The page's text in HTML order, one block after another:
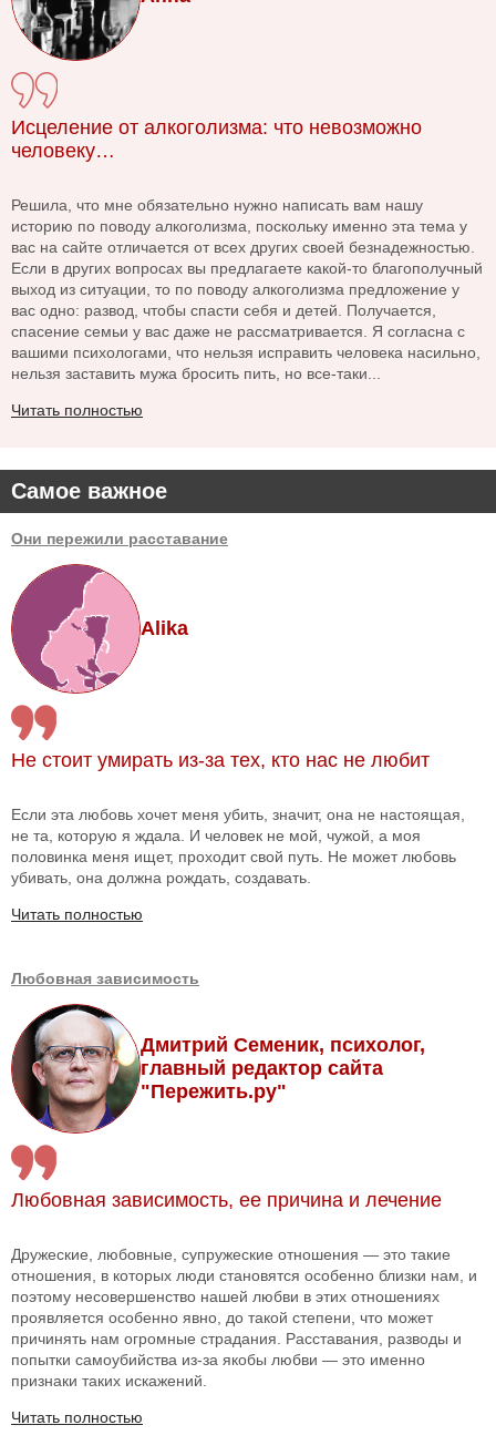
Самое важное
Они пережили расставание
Alika
Не стоит умирать из-за тех, кто нас не любит
Если эта любовь хочет меня убить, значит, она не настоящая,
не та, которую я ждала. И человек не мой, чужой, а моя
половинка меня ищет, проходит свой путь. Не может любовь
убивать, она должна рождать, создавать.
Читать полностью
Любовная зависимость
Дмитрий Семеник, психолог,
главный редактор сайта
"Пережить.ру"
Любовная зависимость, ее причина и лечение
Дружеские, любовные, супружеские отношения — это такие
отношения, в которых люди становятся особенно близки нам, и
поэтому несовершенство нашей любви в этих отношениях
проявляется особенно явно, до такой степени, что может
причинять нам огромные страдания. Расставания, разводы и
попытки самоубийства из-за якобы любви — это именно
признаки таких искажений.
Читать полностью
Исцеление от алкоголизма: что невозможно
человеку…
Решила, что мне обязательно нужно написать вам нашу
историю по поводу алкоголизма, поскольку именно эта тема у
вас на сайте отличается от всех других своей безнадежностью.
Если в других вопросах вы предлагаете какой-то благополучный
выход из ситуации, то по поводу алкоголизма предложение у
вас одно: развод, чтобы спасти себя и детей. Получается,
спасение семьи у вас даже не рассматривается. Я согласна с
вашими психологами, что нельзя исправить человека насильно,
нельзя заставить мужа бросить пить, но все-таки...
Читать полностью